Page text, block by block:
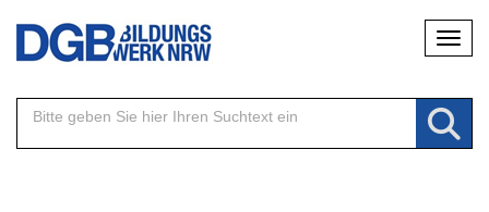
Direkt
Inhalt